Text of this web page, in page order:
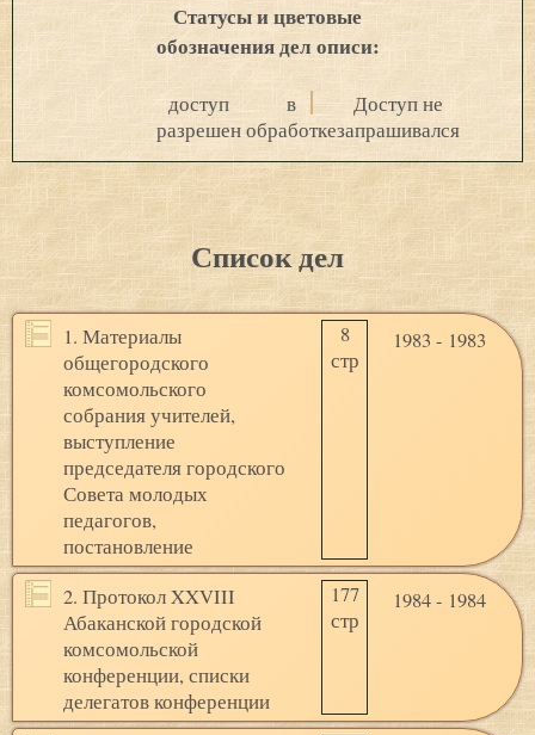
Статусы и цветовые
обозначения дел описи:
доступ
разрешен
в
обработке
Доступ не
запрашивался
Список дел
1. Материалы
общегородского
комсомольского
собрания учителей,
выступление
председателя городского
Совета молодых
педагогов,
постановление
8
стр
1983 - 1983
2. Протокол XXVIII
Абаканской городской
комсомольской
конференции, списки
делегатов конференции
177
стр
1984 - 1984